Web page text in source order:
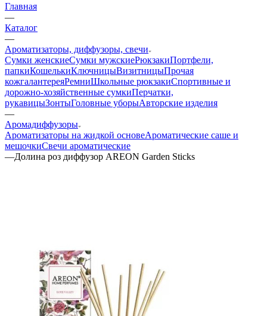
Главная
—
Каталог
—
Ароматизаторы, диффузоры, свечи
Сумки женскиеСумки мужскиеРюкзакиПортфели,
папкиКошелькиКлючницыВизитницыПрочая
кожгалантереяРемниШкольные рюкзакиСпортивные и
дорожно-хозяйственные сумкиПерчатки,
рукавицыЗонтыГоловные уборыАвторские изделия
—
Аромадиффузоры
Ароматизаторы на жидкой основеАроматические саше и
мешочкиСвечи ароматические
—Долина роз диффузор AREON Garden Sticks